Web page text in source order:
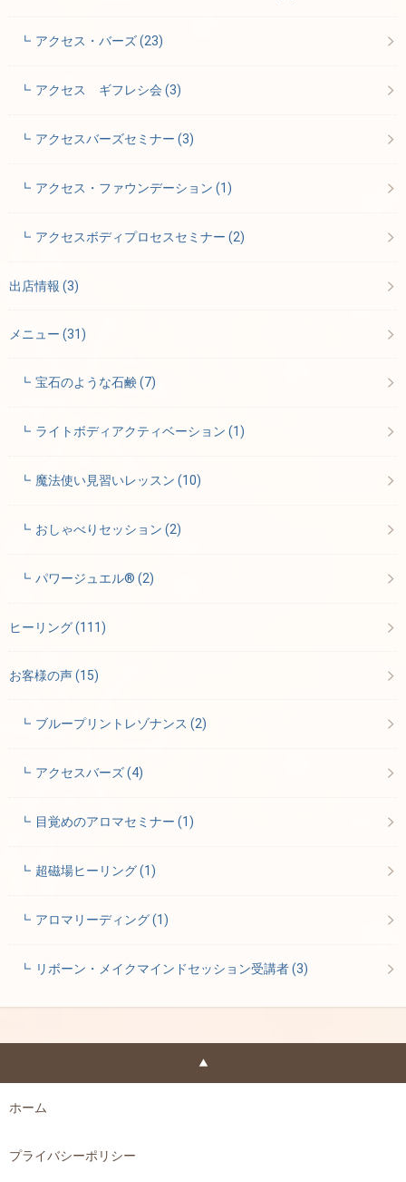
アクセス・バーズ(23)
アクセス ギフレシ会(3)
アクセスバーズセミナー(3)
アクセス・ファウンデーション(1)
アクセスボディプロセスセミナー(2)
出店情報 (3)
メニュー (31)
宝石のような石鹸(7)
ライトボディアクティベーション(1)
魔法使い見習いレッスン(10)
おしゃべりセッション(2)
パワージュエル®(2)
ヒーリング(111)
お客様の声(15)
ブループリントレゾナンス(2)
アクセスバーズ(4)
目覚めのアロマセミナー(1)
超磁場ヒーリング(1)
アロマリーディング(1)
リボーン・メイクマインドセッション受講者(3)
ホーム
プライバシーポリシー